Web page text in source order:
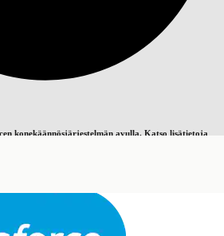
konekäännösjärjestelmän avulla. Katso lisätietoja